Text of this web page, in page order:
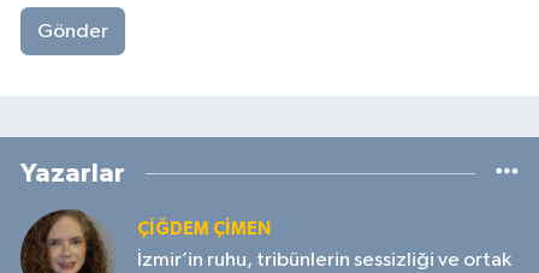
Gönder
Yazarlar
ÇIĞDEM ÇIMEN
İzmir’in ruhu, tribünlerin sessizliği ve ortak